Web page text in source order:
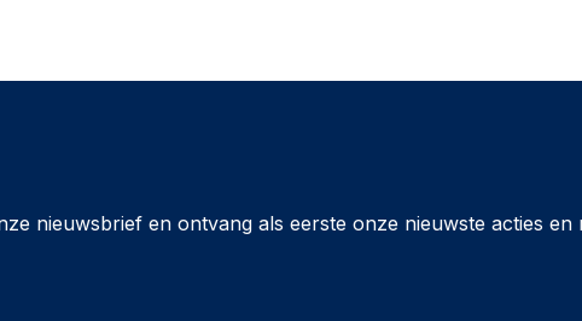
nieuwsbrief en ontvang als eerste onze nieuwste acties en